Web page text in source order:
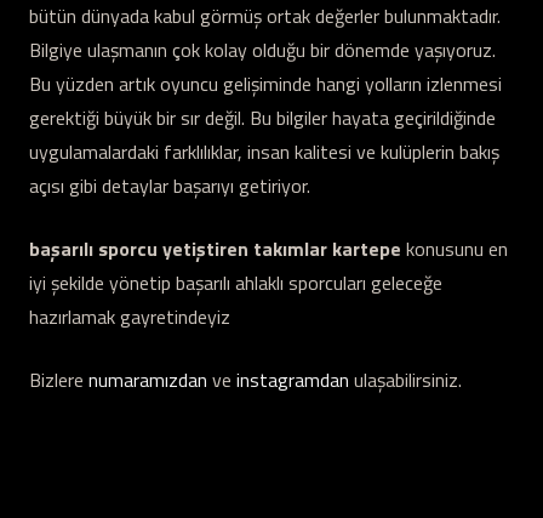
bütün dünyada kabul görmüş ortak değerler bulunmaktadır.
Bilgiye ulaşmanın çok kolay olduğu bir dönemde yaşıyoruz.
Bu yüzden artık oyuncu gelişiminde hangi yolların izlenmesi
gerektiği büyük bir sır değil. Bu bilgiler hayata geçirildiğinde
uygulamalardaki farklılıklar, insan kalitesi ve kulüplerin bakış
açısı gibi detaylar başarıyı getiriyor.
başarılı sporcu yetiştiren takımlar kartepe konusunu en
iyi şekilde yönetip başarılı ahlaklı sporcuları geleceğe
hazırlamak gayretindeyiz
Bizlere numaramızdan ve instagramdan ulaşabilirsiniz.